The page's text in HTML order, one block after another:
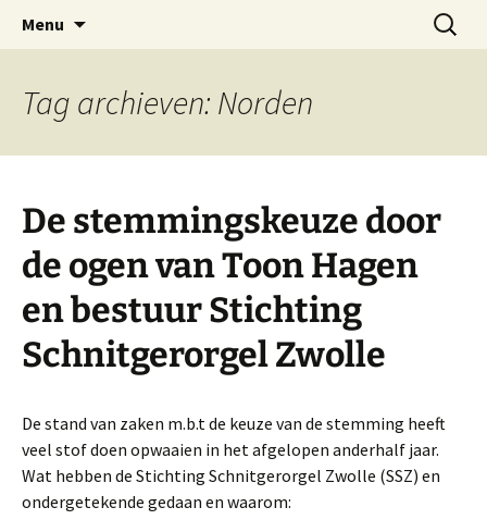
inhoud
Stichting Schnitgerorgel
Zwolle
Website Schnitgerorgel Grote Kerk Zwolle
Menu
Zoeken
naar:
Tag archieven: Norden
De stemmingskeuze door
de ogen van Toon Hagen
en bestuur Stichting
Schnitgerorgel Zwolle
De stand van zaken m.b.t de keuze van de stemming heeft
veel stof doen opwaaien in het afgelopen anderhalf jaar.
Wat hebben de Stichting Schnitgerorgel Zwolle (SSZ) en
ondergetekende gedaan en waarom: